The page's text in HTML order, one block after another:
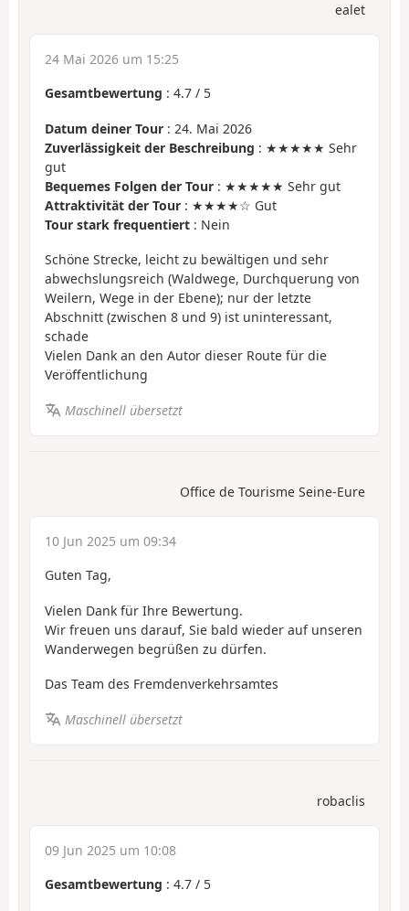
ealet
24 Mai 2026 um 15:25
Gesamtbewertung : 4.7 / 5
Datum deiner Tour : 24. Mai 2026
Zuverlässigkeit der Beschreibung : ★★★★★ Sehr
gut
Bequemes Folgen der Tour : ★★★★★ Sehr gut
Attraktivität der Tour : ★★★★☆ Gut
Tour stark frequentiert : Nein
Schöne Strecke, leicht zu bewältigen und sehr
abwechslungsreich (Waldwege, Durchquerung von
Weilern, Wege in der Ebene); nur der letzte
Abschnitt (zwischen 8 und 9) ist uninteressant,
schade
Vielen Dank an den Autor dieser Route für die
Veröffentlichung
Maschinell übersetzt
Office de Tourisme Seine-Eure
10 Jun 2025 um 09:34
Guten Tag,
Vielen Dank für Ihre Bewertung.
Wir freuen uns darauf, Sie bald wieder auf unseren
Wanderwegen begrüßen zu dürfen.
Das Team des Fremdenverkehrsamtes
Maschinell übersetzt
robaclis
09 Jun 2025 um 10:08
Gesamtbewertung : 4.7 / 5